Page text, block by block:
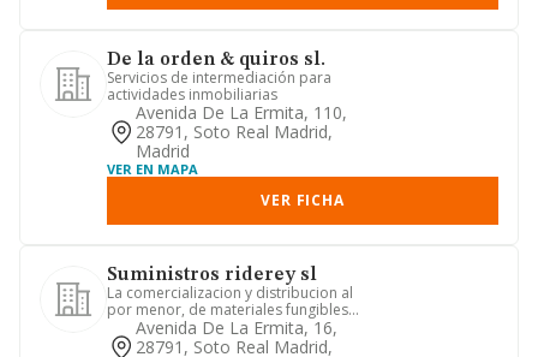
De la orden & quiros sl.
Servicios de intermediación para
actividades inmobiliarias
Avenida De La Ermita, 110,
28791, Soto Real Madrid,
Madrid
VER EN MAPA
VER FICHA
Suministros riderey sl
La comercializacion y distribucion al
por menor, de materiales fungibles
relacionados con la indust...
Avenida De La Ermita, 16,
28791, Soto Real Madrid,